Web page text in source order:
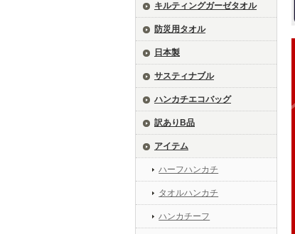
キルティングガーゼタオル
防災用タオル
日本製
サスティナブル
ハンカチエコバッグ
訳ありB品
アイテム
ハーフハンカチ
タオルハンカチ
ハンカチーフ